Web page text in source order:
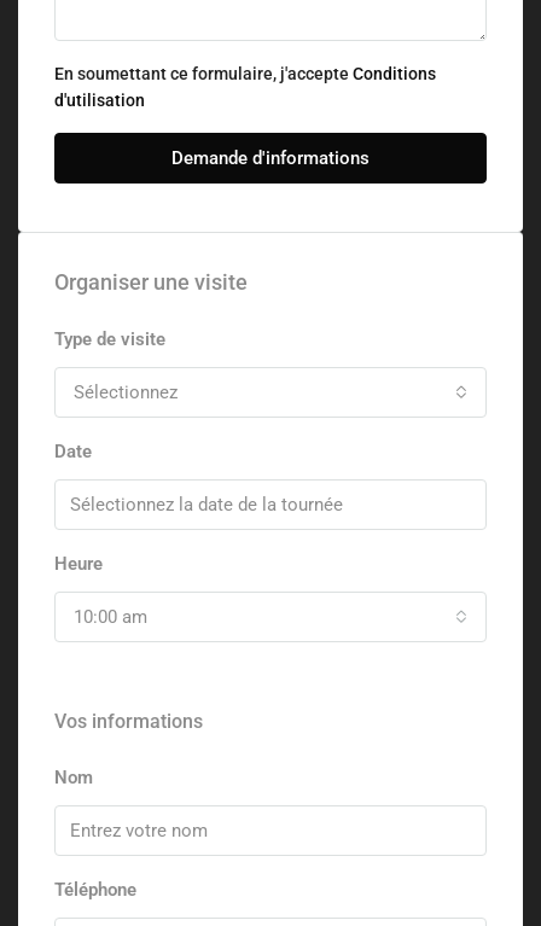
En soumettant ce formulaire, j'accepte Conditions
d'utilisation
Demande d'informations
Organiser une visite
Type de visite
Sélectionnez
Date
Heure
10:00 am
Vos informations
Nom
Téléphone